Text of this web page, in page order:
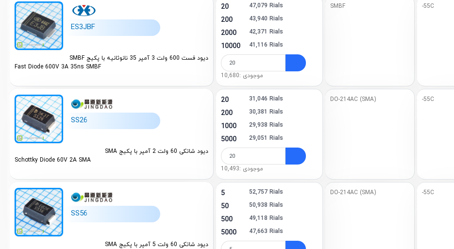
TO-220F-AC (1)
TO-247 (1)
TO-247AD (1)
TO-263 (1)
TSOP-6 (1)
UDFN-10 (1)
X1SON-2 (1)
ES3JBF
دیود فست 600 ولت 3 آمپر 35 نانوثانیه با پکیج SMBF
Fast Diode 600V 3A 35ns SMBF
20 47,079 Rials
200 43,940 Rials
2000 42,371 Rials
10000 41,116 Rials
موجودی :10,680
SMBF -55C
SS26
دیود شاتکی 60 ولت 2 آمپر با پکیج SMA
Schottky Diode 60V 2A SMA
20 31,046 Rials
200 30,381 Rials
1000 29,938 Rials
5000 29,051 Rials
موجودی :10,493
DO-214AC (SMA) -55C
SS56
دیود شاتکی 60 ولت 5 آمپر با پکیج SMA
5 52,757 Rials
50 50,938 Rials
500 49,118 Rials
5000 47,663 Rials
DO-214AC (SMA) -55C